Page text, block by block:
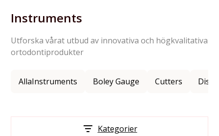
Instruments
Utforska vårat utbud av innovativa och högkvalitativa
ortodontiprodukter
AllaInstruments Boley Gauge Cutters
Kategorier